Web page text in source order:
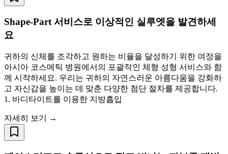
Shape-Part 서비스로 이상적인 실루엣을 발견하세
요
귀하의 신체를 조각하고 원하는 비율을 달성하기 위한 여정을
아시아 코스메틱 병원에서의 포괄적인 체형 성형 서비스와 함
께 시작하세요. 우리는 귀하의 자연스러운 아름다움을 강화하
고 자신감을 높이는 데 맞춘 다양한 첨단 절차를 제공합니다.
1. 바디타이트를 이용한 지방흡입
자세히 보기 →